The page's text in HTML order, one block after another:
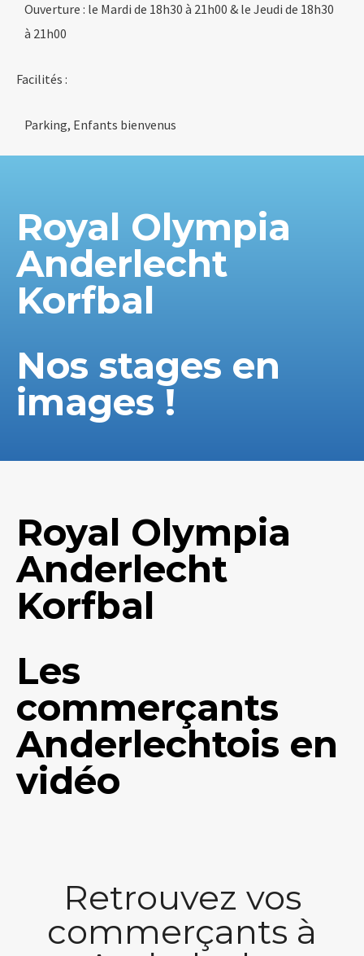
Ouverture : le Mardi de 18h30 à 21h00 & le Jeudi de 18h30
à 21h00
Facilités :
Parking, Enfants bienvenus
Royal Olympia
Anderlecht
Korfbal
Nos stages en
images !
Royal Olympia
Anderlecht
Korfbal
Les
commerçants
Anderlechtois en
vidéo
Retrouvez vos
commerçants à